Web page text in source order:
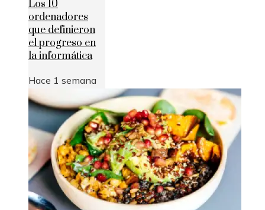
Los 10
ordenadores
que definieron
el progreso en
la informática
Hace 1 semana